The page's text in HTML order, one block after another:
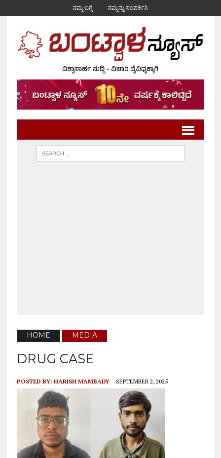
ನಮ್ಮ ಬಗ್ಗೆ ನಮ್ಮನ್ನು ಸಂಪರ್ಕಿಸಿ
HOME MEDIA
DRUG CASE
POSTED BY: HARISH MAMBADY SEPTEMBER 2, 2025